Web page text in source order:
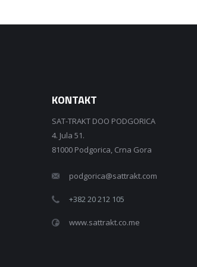
KONTAKT
SAT-TRAKT DOO PODGORICA
4. Jula 51.
81000 Podgorica, Crna Gora
podgorica@sattrakt.com
+382 20 212 105
www.sattrakt.co.me